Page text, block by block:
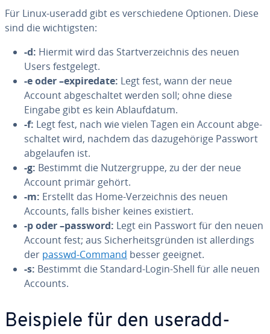
Für Linux-useradd gibt es ver­schie­de­ne Optionen. Diese
sind die wich­tigs­ten:
-d: Hiermit wird das Start­ver­zeich­nis des neuen
Users fest­ge­legt.
-e oder –ex­pi­re­da­te: Legt fest, wann der neue
Account ab­ge­schal­tet werden soll; ohne diese
Eingabe gibt es kein Ab­lauf­da­tum.
-f: Legt fest, nach wie vielen Tagen ein Account ab­ge­
schal­tet wird, nachdem das da­zu­ge­hö­ri­ge Passwort
ab­ge­lau­fen ist.
-g: Bestimmt die Nut­zer­grup­pe, zu der der neue
Account primär gehört.
-m: Erstellt das Home-Ver­zeich­nis des neuen
Accounts, falls bisher keines existiert.
-p oder –password: Legt ein Passwort für den neuen
Account fest; aus Si­cher­heits­grün­den ist al­ler­dings
der passwd-Command besser geeignet.
-s: Bestimmt die Standard-Login-Shell für alle neuen
Accounts.
Beispiele für den useradd-